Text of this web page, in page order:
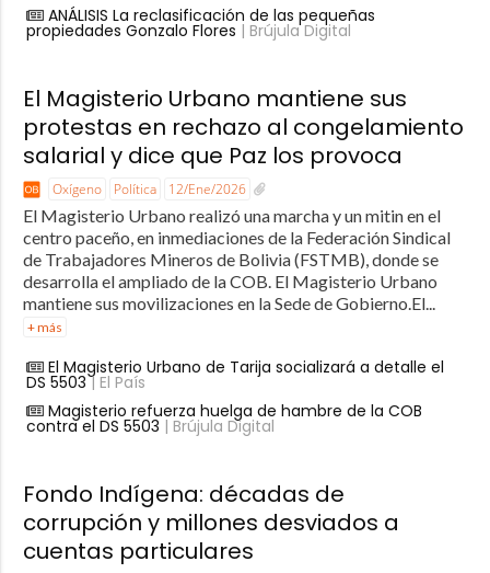
ANÁLISIS La reclasificación de las pequeñas
propiedades Gonzalo Flores | Brújula Digital
El Magisterio Urbano mantiene sus
protestas en rechazo al congelamiento
salarial y dice que Paz los provoca
Oxígeno Política 12/Ene/2026
El Magisterio Urbano realizó una marcha y un mitin en el
centro paceño, en inmediaciones de la Federación Sindical
de Trabajadores Mineros de Bolivia (FSTMB), donde se
desarrolla el ampliado de la COB. El Magisterio Urbano
mantiene sus movilizaciones en la Sede de Gobierno.El...
+ más
El Magisterio Urbano de Tarija socializará a detalle el
DS 5503| El País
Magisterio refuerza huelga de hambre de la COB
contra el DS 5503 | Brújula Digital
Fondo Indígena: décadas de
corrupción y millones desviados a
cuentas particulares